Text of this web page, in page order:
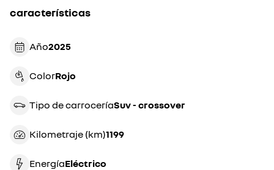
características
Año 2025
Color rojo
Tipo de carrocería suv - crossover
Kilometraje (km) 1199
Energía eléctrico